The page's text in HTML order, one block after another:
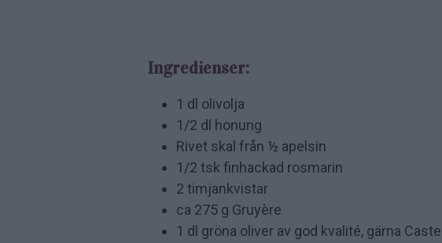
Ingredienser:
1 dl olivolja
1/2 dl honung
Rivet skal från ½ apelsin
1/2 tsk finhackad rosmarin
2 timjankvistar
ca 275 g Gruyère
1 dl gröna oliver av god kvalité, gärna